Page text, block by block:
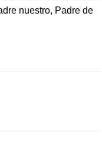
nuestro, Padre de